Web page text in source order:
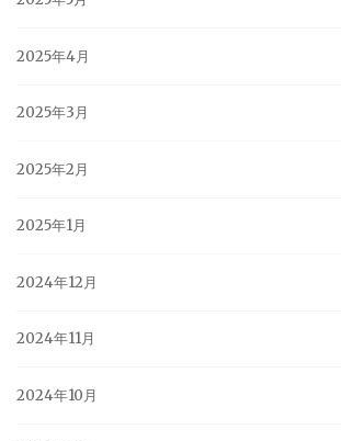
2025年4月
2025年3月
2025年2月
2025年1月
2024年12月
2024年11月
2024年10月